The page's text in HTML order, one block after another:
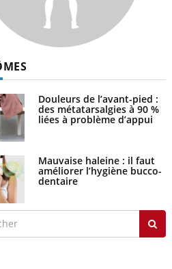
Douleurs de l’avant-pied :
des métatarsalgies à 90 %
liées à problème d’appui
Mauvaise haleine : il faut
améliorer l’hygiène bucco-
dentaire